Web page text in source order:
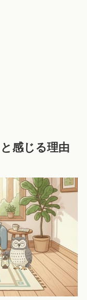
感じる理由